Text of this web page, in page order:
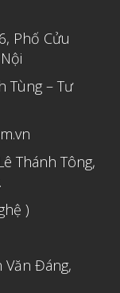
Phố Cửu
Tùng – Tư
Thánh Tông,
)
Văn Đáng,